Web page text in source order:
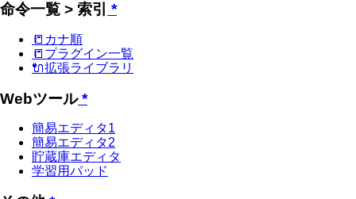
命令一覧 > 索引 *
📒カナ順
📒プラグイン一覧
🔌拡張ライブラリ
Webツール*
簡易エディタ1
簡易エディタ2
貯蔵庫エディタ
学習用パッド